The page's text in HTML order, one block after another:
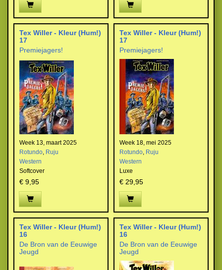
Tex Willer - Kleur (Hum!)
17
Premiejagers!
Week 13, maart 2025
Rotundo, Ruju
Western
Softcover
€ 9,95
Tex Willer - Kleur (Hum!)
17
Premiejagers!
Week 18, mei 2025
Rotundo, Ruju
Western
Luxe
€ 29,95
Tex Willer - Kleur (Hum!)
16
De Bron van de Eeuwige
Jeugd
Tex Willer - Kleur (Hum!)
16
De Bron van de Eeuwige
Jeugd